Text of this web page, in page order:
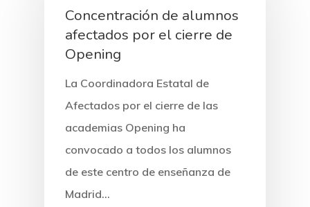
Concentración de alumnos
afectados por el cierre de
Opening
La Coordinadora Estatal de
Afectados por el cierre de las
academias Opening ha
convocado a todos los alumnos
de este centro de enseñanza de
Madrid…
Inicio
Noticias
Sentencias